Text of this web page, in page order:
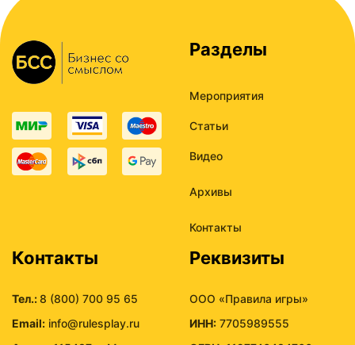
Разделы
Мероприятия
Статьи
Видео
Архивы
Контакты
Контакты
Тел.:8 (800) 700 95 65
Email: info@rulesplay.ru
Реквизиты
ООО «Правила игры»
ИНН: 7705989555